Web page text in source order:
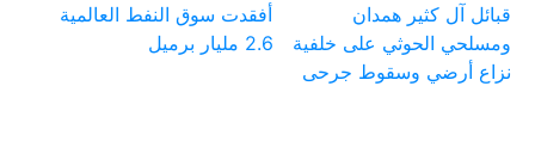
قبائل آل كثير همدان
ومسلحي الحوثي على خلفية
نزاع أرضي وسقوط جرحى
أفقدت سوق النفط العالمية
2.6 مليار برميل